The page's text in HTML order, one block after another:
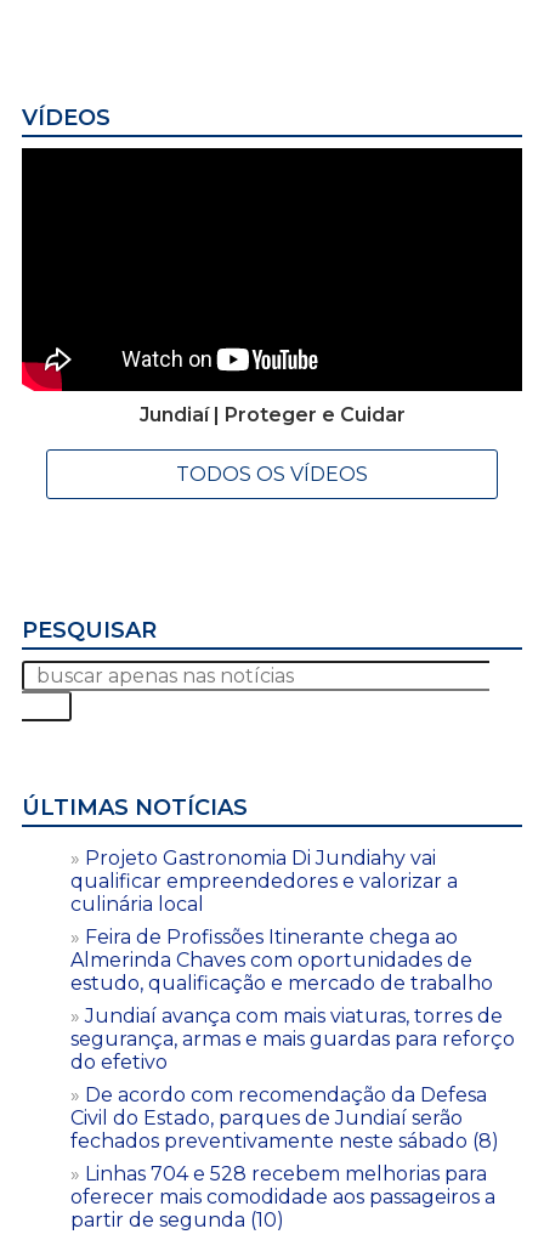
VÍDEOS
Jundiaí | Proteger e Cuidar
TODOS OS VÍDEOS
PESQUISAR
ÚLTIMAS NOTÍCIAS
Projeto Gastronomia Di Jundiahy vai
qualificar empreendedores e valorizar a
culinária local
Feira de Profissões Itinerante chega ao
Almerinda Chaves com oportunidades de
estudo, qualificação e mercado de trabalho
Jundiaí avança com mais viaturas, torres de
segurança, armas e mais guardas para reforço
do efetivo
De acordo com recomendação da Defesa
Civil do Estado, parques de Jundiaí serão
fechados preventivamente neste sábado (8)
Linhas 704 e 528 recebem melhorias para
oferecer mais comodidade aos passageiros a
partir de segunda (10)